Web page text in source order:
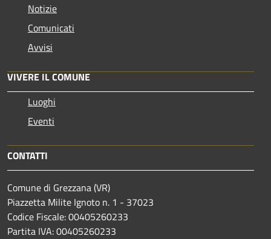
Notizie
Comunicati
Avvisi
VIVERE IL COMUNE
Luoghi
Eventi
CONTATTI
Comune di Grezzana (VR)
Piazzetta Milite Ignoto n. 1 - 37023
Codice Fiscale: 00405260233
Partita IVA: 00405260233